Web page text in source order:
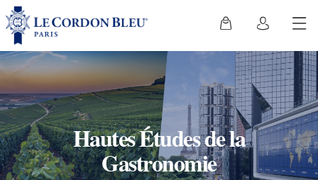
Hautes Études de la
Gastronomie